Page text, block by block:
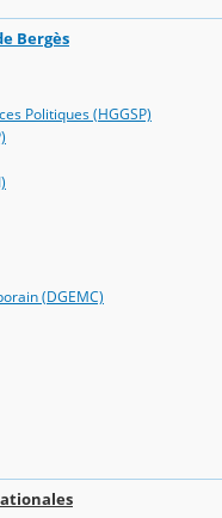
Bergès
Politiques (HGGSP)
(DGEMC)